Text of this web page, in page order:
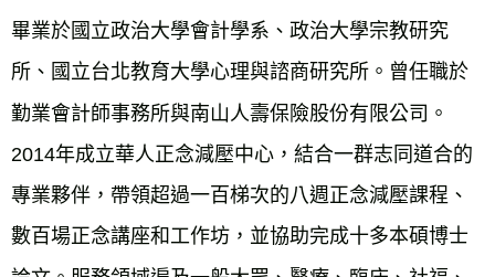
畢業於國立政治大學會計學系、政治大學宗教研究
所、國立台北教育大學心理與諮商研究所。曾任職於
勤業會計師事務所與南山人壽保險股份有限公司。
2014年成立華人正念減壓中心，結合一群志同道合的
專業夥伴，帶領超過一百梯次的八週正念減壓課程、
數百場正念講座和工作坊，並協助完成十多本碩博士